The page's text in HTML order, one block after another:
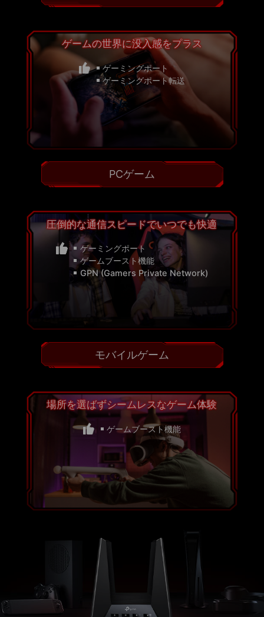
ゲームの世界に没入感をプラス
ゲーミングポート
ゲーミングポート転送
PCゲーム
圧倒的な通信スピードでいつでも快適
ゲーミングポート
ゲームブースト機能
GPN (Gamers Private Network)
モバイルゲーム
場所を選ばずシームレスなゲーム体験
ゲームブースト機能